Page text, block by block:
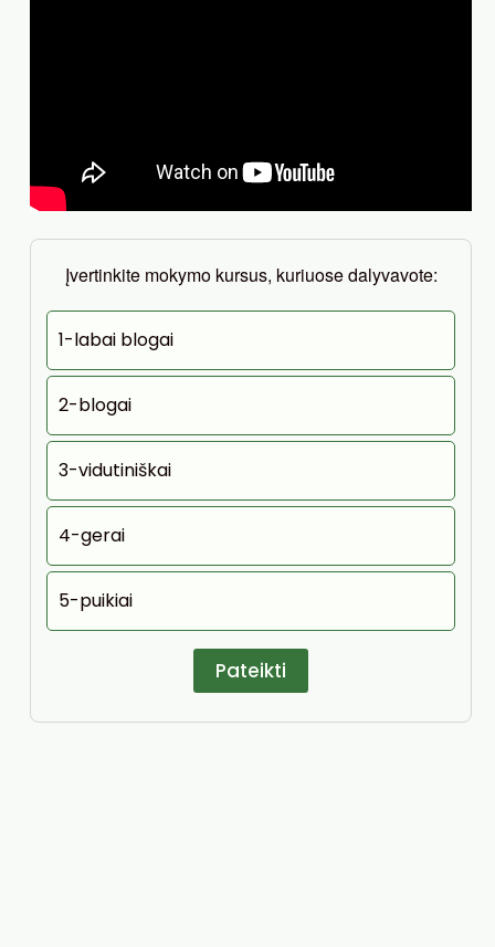
Įvertinkite mokymo kursus, kuriuose dalyvavote:
1-labai blogai
2-blogai
3-vidutiniškai
4-gerai
5-puikiai